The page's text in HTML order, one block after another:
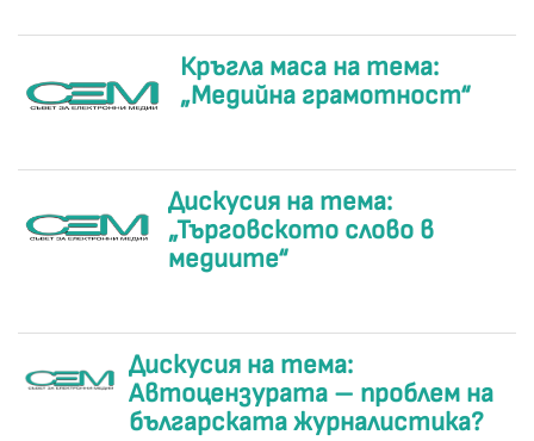
Кръгла маса на тема:
„Медийна грамотност“
Дискусия на тема:
„Търговското слово в
медиите“
Дискусия на тема:
Автоцензурата – проблем на
българската журналистика?